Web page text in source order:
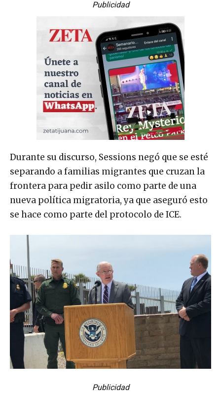
Publicidad
Durante su discurso, Sessions negó que se esté
separando a familias migrantes que cruzan la
frontera para pedir asilo como parte de una
nueva política migratoria, ya que aseguró esto
se hace como parte del protocolo de ICE.
Publicidad